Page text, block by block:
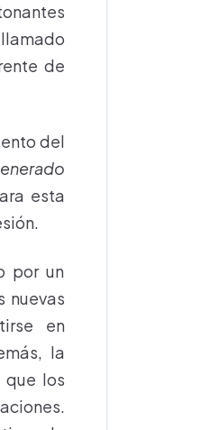
de
del
esta
por un
nuevas
en
la
los